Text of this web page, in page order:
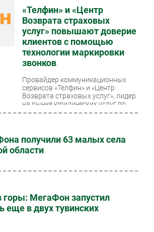
«Телфин» и «Центр
Возврата страховых
услуг» повышают доверие
клиентов с помощью
технологии маркировки
звонков
Провайдер коммуникационных
сервисов «Телфин» и «Центр
Возврата страховых услуг», лидер
на рынке юридических услуг по
защите прав потребителей...
получили 63 малых села
области
горы: МегаФон запустил
еще в двух тувинских